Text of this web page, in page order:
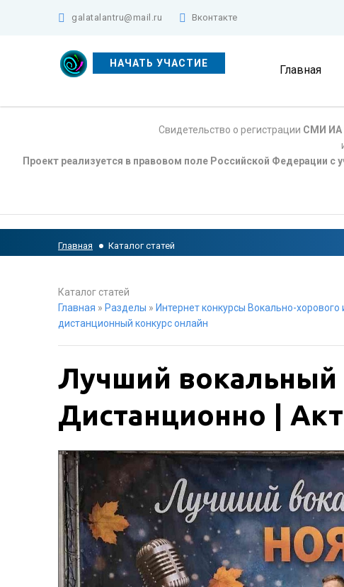
galatalantru@mail.ru Вконтакте
НАЧАТЬ УЧАСТИЕ
Главная
Свидетельство о регистрации СМИ ИА
Проект реализуется в правовом поле Российской Федерации
Главная Каталог статей
Каталог статей
Главная » Разделы » Интернет конкурсы Вокально-хорового
дистанционный конкурс онлайн
Лучший вокальный
Дистанционно |